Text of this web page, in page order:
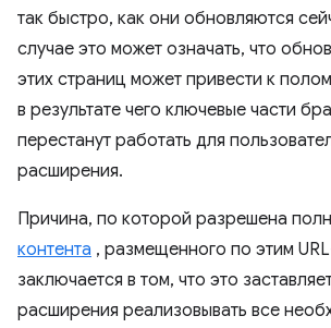
так быстро, как они обновляются
случае это может означать, что
этих страниц может привести к
в результате чего ключевые части
перестанут работать для
расширения.
Причина, по которой разрешена
контента , размещенного по этим
заключается в том, что это
расширения реализовывать все